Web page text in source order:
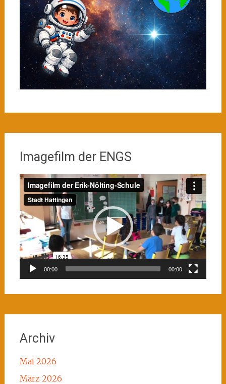
Imagefilm der ENGS
Video-
Player
00:00 00:00
Archiv
Mai 2026
März 2026